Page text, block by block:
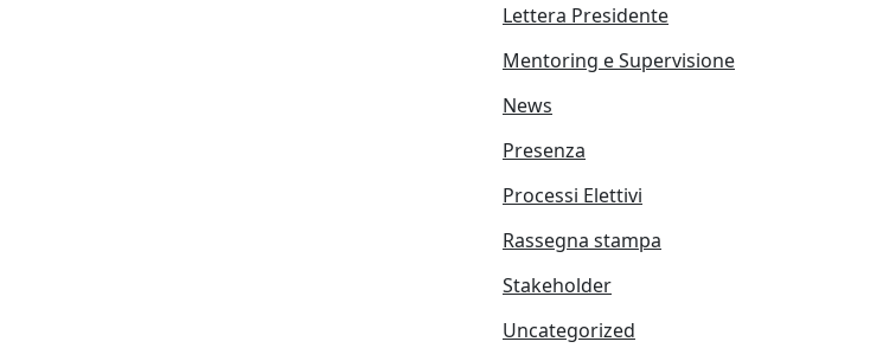
Lettera Presidente
Mentoring e Supervisione
News
Presenza
Processi Elettivi
Rassegna stampa
Stakeholder
Uncategorized